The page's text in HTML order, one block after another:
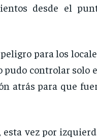
desde el
para los
pudo controlar solo
atrás para que
vez por